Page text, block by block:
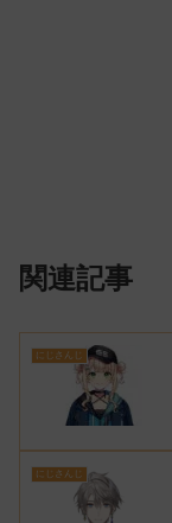
関連記事
にじさんじ
にじさんじ